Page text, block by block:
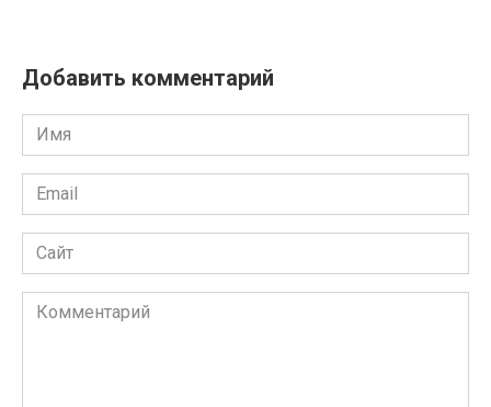
Добавить комментарий
Имя
Email
Сайт
Комментарий